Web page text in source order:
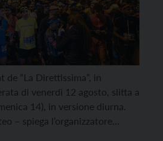
de “La Direttissima”, in
di venerdì 12 agosto, slitta a
14), in versione diurna.
– spiega l’organizzatore